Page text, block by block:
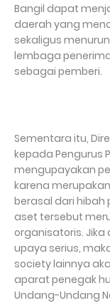
Bangil dapat
daerah yang
sekaligus
lembaga
sebagai pemberi.
Sementara itu,
kepada Pengurus
mengupayakan
karena
berasal dari hibah
aset tersebut
organisatoris.
upaya serius,
society lainnya
aparat penegak
Undang-Undang